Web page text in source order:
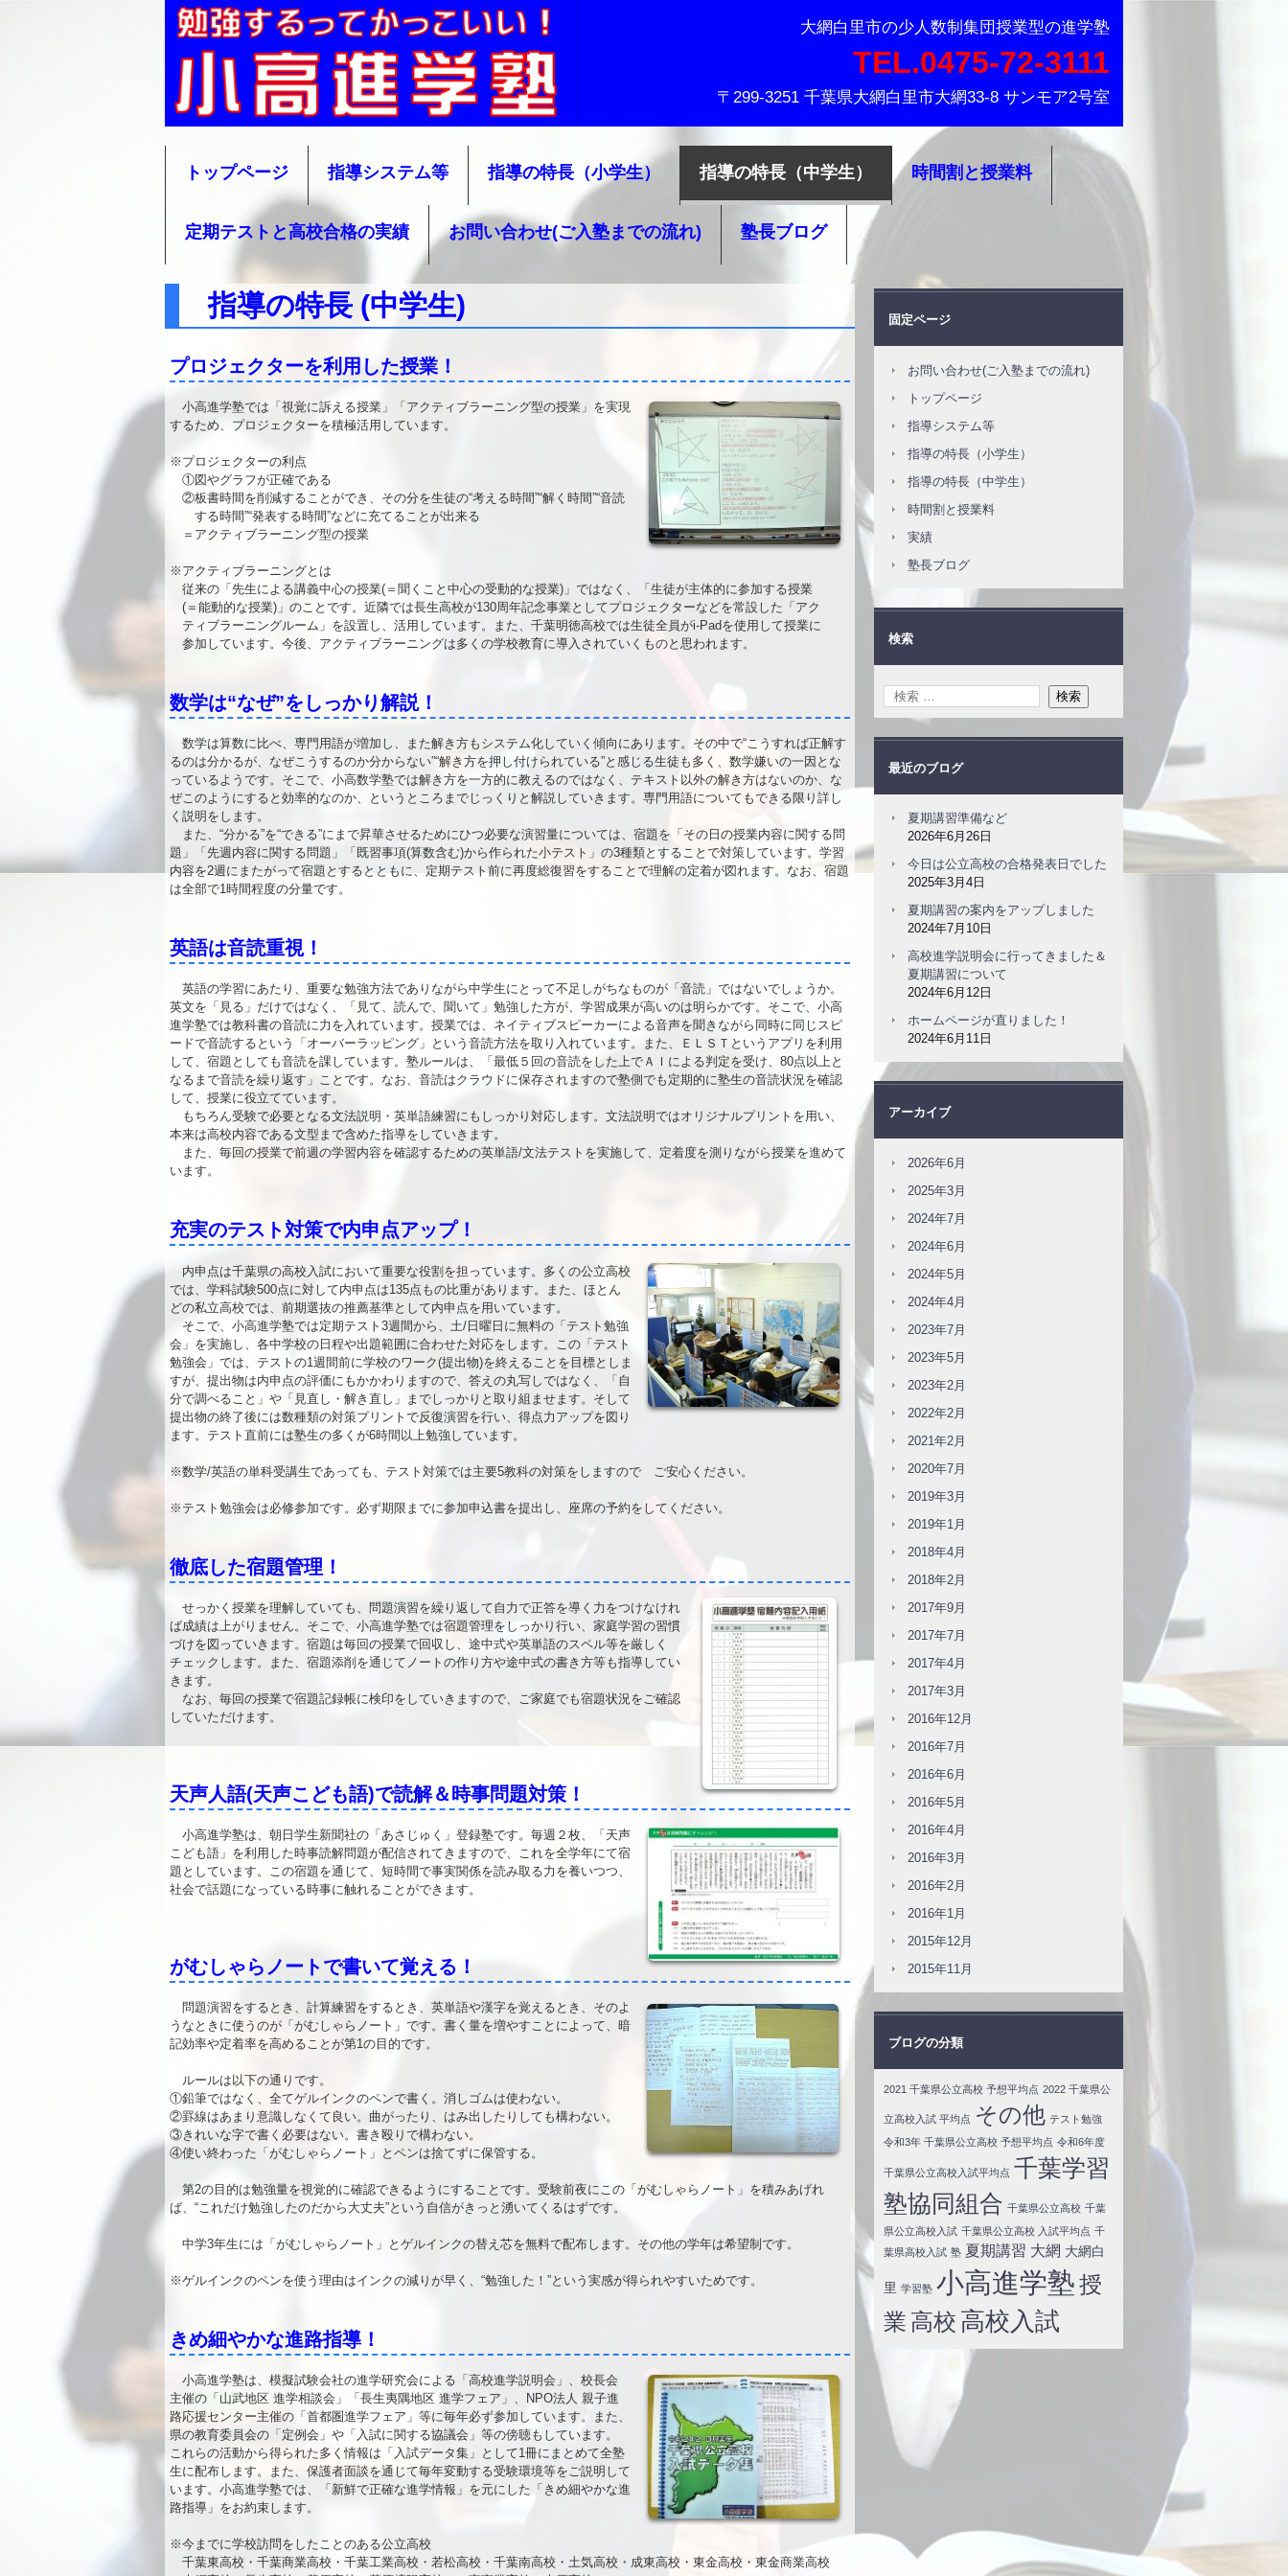
小高進学塾
大網白里市の小中学生を対象とした少人数集団授業型の進学塾
大網白里市の少人数制集団授業型の進学塾
TEL.0475-72-3111
〒299-3251 千葉県大網白里市大網33-8 サンモア2号室
トップページ 指導システム等 指導の特長（小学生） 指導の特長（中学生） 時間割と授業料
定期テストと高校合格の実績 お問い合わせ(ご入塾までの流れ) 塾長ブログ
指導の特長 (中学生)
プロジェクターを利用した授業！
小高進学塾では「視覚に訴える授業」「アクティブラーニング型の授業」を実現
するため、プロジェクターを積極活用しています。
※プロジェクターの利点
①図やグラフが正確である
②板書時間を削減することができ、その分を生徒の“考える時間”“解く時間”“音読
する時間”“発表する時間”などに充てることが出来る
＝アクティブラーニング型の授業
※アクティブラーニングとは
従来の「先生による講義中心の授業(＝聞くこと中心の受動的な授業)」ではなく、「生徒が主体的に参加する授業
(＝能動的な授業)」のことです。近隣では長生高校が130周年記念事業としてプロジェクターなどを常設した「アク
ティブラーニングルーム」を設置し、活用しています。また、千葉明徳高校では生徒全員がi-Padを使用して授業に
参加しています。今後、アクティブラーニングは多くの学校教育に導入されていくものと思われます。
数学は“なぜ”をしっかり解説！
数学は算数に比べ、専門用語が増加し、また解き方もシステム化していく傾向にあります。その中で“こうすれば正解す
るのは分かるが、なぜこうするのか分からない”“解き方を押し付けられている”と感じる生徒も多く、数学嫌いの一因とな
っているようです。そこで、小高数学塾では解き方を一方的に教えるのではなく、テキスト以外の解き方はないのか、な
ぜこのようにすると効率的なのか、というところまでじっくりと解説していきます。専門用語についてもできる限り詳し
く説明をします。
また、“分かる”を“できる”にまで昇華させるためにひつ必要な演習量については、宿題を「その日の授業内容に関する問
題」「先週内容に関する問題」「既習事項(算数含む)から作られた小テスト」の3種類とすることで対策しています。学習
内容を2週にまたがって宿題とするとともに、定期テスト前に再度総復習をすることで理解の定着が図れます。なお、宿題
は全部で1時間程度の分量です。
英語は音読重視！
英語の学習にあたり、重要な勉強方法でありながら中学生にとって不足しがちなものが「音読」ではないでしょうか。
英文を「見る」だけではなく、「見て、読んで、聞いて」勉強した方が、学習成果が高いのは明らかです。そこで、小高
進学塾では教科書の音読に力を入れています。授業では、ネイティブスピーカーによる音声を聞きながら同時に同じスピ
ードで音読するという「オーバーラッピング」という音読方法を取り入れています。また、ＥＬＳＴというアプリを利用
して、宿題としても音読を課しています。塾ルールは、「最低５回の音読をした上でＡＩによる判定を受け、80点以上と
なるまで音読を繰り返す」ことです。なお、音読はクラウドに保存されますので塾側でも定期的に塾生の音読状況を確認
して、授業に役立てています。
もちろん受験で必要となる文法説明・英単語練習にもしっかり対応します。文法説明ではオリジナルプリントを用い、
本来は高校内容である文型まで含めた指導をしていきます。
また、毎回の授業で前週の学習内容を確認するための英単語/文法テストを実施して、定着度を測りながら授業を進めて
います。
充実のテスト対策で内申点アップ！
内申点は千葉県の高校入試において重要な役割を担っています。多くの公立高校
では、学科試験500点に対して内申点は135点もの比重があります。また、ほとん
どの私立高校では、前期選抜の推薦基準として内申点を用いています。
そこで、小高進学塾では定期テスト3週間から、土/日曜日に無料の「テスト勉強
会」を実施し、各中学校の日程や出題範囲に合わせた対応をします。この「テスト
勉強会」では、テストの1週間前に学校のワーク(提出物)を終えることを目標としま
すが、提出物は内申点の評価にもかかわりますので、答えの丸写しではなく、「自
分で調べること」や「見直し・解き直し」までしっかりと取り組ませます。そして
提出物の終了後には数種類の対策プリントで反復演習を行い、得点力アップを図り
ます。テスト直前には塾生の多くが6時間以上勉強しています。
※数学/英語の単科受講生であっても、テスト対策では主要5教科の対策をしますので ご安心ください。
※テスト勉強会は必修参加です。必ず期限までに参加申込書を提出し、座席の予約をしてください。
徹底した宿題管理！
せっかく授業を理解していても、問題演習を繰り返して自力で正答を導く力をつけなけれ
ば成績は上がりません。そこで、小高進学塾では宿題管理をしっかり行い、家庭学習の習慣
づけを図っていきます。宿題は毎回の授業で回収し、途中式や英単語のスペル等を厳しく
チェックします。また、宿題添削を通じてノートの作り方や途中式の書き方等も指導してい
きます。
なお、毎回の授業で宿題記録帳に検印をしていきますので、ご家庭でも宿題状況をご確認
していただけます。
天声人語(天声こども語)で読解＆時事問題対策！
小高進学塾は、朝日学生新聞社の「あさじゅく」登録塾です。毎週２枚、「天声
こども語」を利用した時事読解問題が配信されてきますので、これを全学年にて宿
題としています。この宿題を通じて、短時間で事実関係を読み取る力を養いつつ、
社会で話題になっている時事に触れることができます。
がむしゃらノートで書いて覚える！
問題演習をするとき、計算練習をするとき、英単語や漢字を覚えるとき、そのよ
うなときに使うのが「がむしゃらノート」です。書く量を増やすことによって、暗
記効率や定着率を高めることが第1の目的です。
ルールは以下の通りです。
①鉛筆ではなく、全てゲルインクのペンで書く。消しゴムは使わない。
②罫線はあまり意識しなくて良い。曲がったり、はみ出したりしても構わない。
③きれいな字で書く必要はない。書き殴りで構わない。
④使い終わった「がむしゃらノート」とペンは捨てずに保管する。
第2の目的は勉強量を視覚的に確認できるようにすることです。受験前夜にこの「がむしゃらノート」を積みあげれ
ば、“これだけ勉強したのだから大丈夫”という自信がきっと湧いてくるはずです。
中学3年生には「がむしゃらノート」とゲルインクの替え芯を無料で配布します。その他の学年は希望制です。
※ゲルインクのペンを使う理由はインクの減りが早く、“勉強した！”という実感が得られやすいためです。
きめ細やかな進路指導！
小高進学塾は、模擬試験会社の進学研究会による「高校進学説明会」、校長会
主催の「山武地区 進学相談会」「長生夷隅地区 進学フェア」、NPO法人 親子進
路応援センター主催の「首都圏進学フェア」等に毎年必ず参加しています。また、
県の教育委員会の「定例会」や「入試に関する協議会」等の傍聴もしています。
これらの活動から得られた多く情報は「入試データ集」として1冊にまとめて全塾
生に配布します。また、保護者面談を通じて毎年変動する受験環境等をご説明して
います。小高進学塾では、「新鮮で正確な進学情報」を元にした「きめ細やかな進
路指導」をお約束します。
※今までに学校訪問をしたことのある公立高校
千葉東高校・千葉商業高校・千葉工業高校・若松高校・千葉南高校・土気高校・成東高校・東金高校・東金商業高校
固定ページ
お問い合わせ(ご入塾までの流れ)
トップページ
指導システム等
指導の特長（小学生）
指導の特長（中学生）
時間割と授業料
実績
塾長ブログ
検索
最近のブログ
夏期講習準備など
2026年6月26日
今日は公立高校の合格発表日でした
2025年3月4日
夏期講習の案内をアップしました
2024年7月10日
高校進学説明会に行ってきました＆
夏期講習について
2024年6月12日
ホームページが直りました！
2024年6月11日
アーカイブ
2026年6月
2025年3月
2024年7月
2024年6月
2024年5月
2024年4月
2023年7月
2023年5月
2023年2月
2022年2月
2021年2月
2020年7月
2019年3月
2019年1月
2018年4月
2018年2月
2017年9月
2017年7月
2017年4月
2017年3月
2016年12月
2016年7月
2016年6月
2016年5月
2016年4月
2016年3月
2016年2月
2016年1月
2015年12月
2015年11月
ブログの分類
2021 千葉県公立高校 予想平均点 2022 千葉県公
立高校入試 平均点 その他 テスト勉強
令和3年 千葉県公立高校 予想平均点 令和6年度
千葉県公立高校入試平均点 千葉学習
塾協同組合 千葉県公立高校 千葉
県公立高校入試 千葉県公立高校 入試平均点 千
葉県高校入試 塾 夏期講習 大網 大網白
里 学習塾 小高進学塾授
業 高校 高校入試